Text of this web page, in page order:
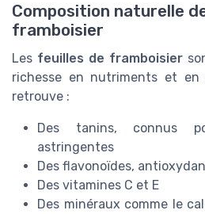
Composition naturelle
framboisier
Les feuilles de framboisier
richesse en nutriments et
retrouve :
Des tanins, connus
astringentes
Des flavonoïdes,
Des vitamines C et E
Des minéraux comme le